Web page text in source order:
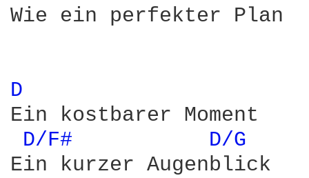
Wie ein perfekter Plan
D
Ein kostbarer Moment
D/F#
D/G